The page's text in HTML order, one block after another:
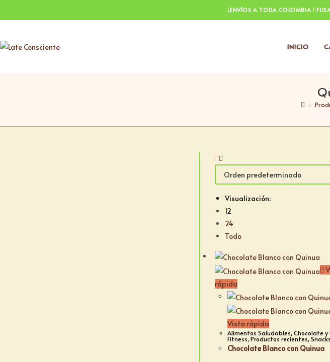
¡ENVÍOS A TODA COLOMBIA !
INICIO
>
Visualización:
12
24
Todo
rápida
Vista rápida
Alimentos Saludables, Chocolate y
Fitness, Productos recientes, Snacks
Chocolate Blanco con Quinua